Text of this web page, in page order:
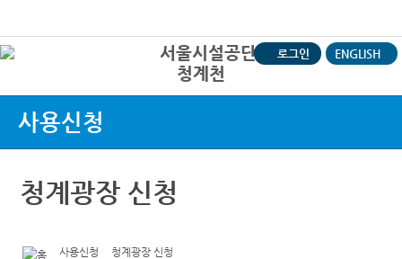
청계천
로그인 ENGLISH
사용신청
청계광장 신청
사용신청 청계광장 신청